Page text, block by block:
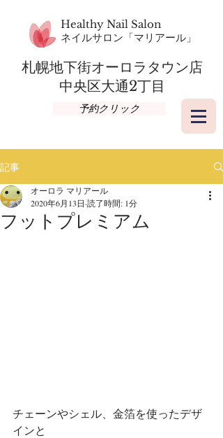
Healthy Nail Salon
​ネイルサロン「マリアール」
札幌地下街オーロラタウン店​
​中央区大通2丁目
予約クリック
記事
フットプレミアム
オーロラ マリアール
2020年6月13日 読了時間: 1分
チェーンやシェル、金箔を使ったデザ
インと